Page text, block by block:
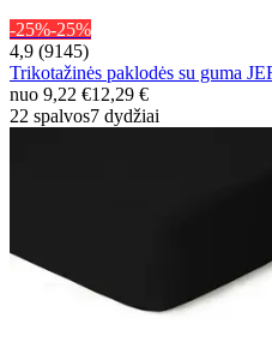
-25%-25%
4,9 (9145)
Trikotažinės paklodės su guma
nuo 9,22 €12,29 €
22 spalvos7 dydžiai